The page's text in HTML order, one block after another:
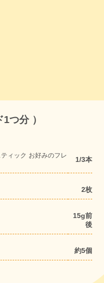
つ分 ）
ィック お好みのフレ
1/3本
2枚
15g前
後
約5個